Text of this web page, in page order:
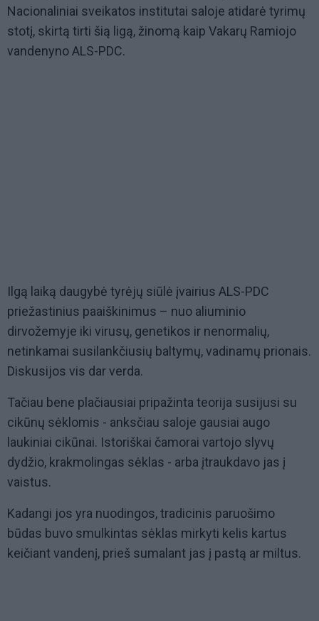
Nacionaliniai sveikatos institutai saloje atidarė tyrimų
stotį, skirtą tirti šią ligą, žinomą kaip Vakarų Ramiojo
vandenyno ALS-PDC.
Ilgą laiką daugybė tyrėjų siūlė įvairius ALS-PDC
priežastinius paaiškinimus – nuo aliuminio
dirvožemyje iki virusų, genetikos ir nenormalių,
netinkamai susilankčiusių baltymų, vadinamų prionais.
Diskusijos vis dar verda.
Tačiau bene plačiausiai pripažinta teorija susijusi su
cikūnų sėklomis - anksčiau saloje gausiai augo
laukiniai cikūnai. Istoriškai čamorai vartojo slyvų
dydžio, krakmolingas sėklas - arba įtraukdavo jas į
vaistus.
Kadangi jos yra nuodingos, tradicinis paruošimo
būdas buvo smulkintas sėklas mirkyti kelis kartus
keičiant vandenį, prieš sumalant jas į pastą ar miltus.